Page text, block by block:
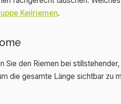
Keilriemen.
Sie den Riemen bei
die gesamte Länge sichtbar zu